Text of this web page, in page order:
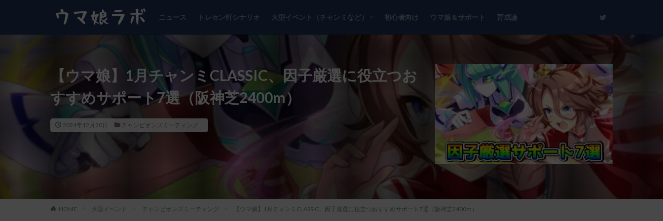
ニュース トレセン軒シナリオ 大型イベント（チャンミなど）
チャンピオンズミーティング
リーグオブヒーローズ
初心者向け ウマ娘＆サポート 育成論
【ウマ娘】1月チャンミCLASSIC、因子厳選に役立つお
すすめサポート7選（阪神芝2400m）
2024年12月20日 チャンピオンズミーティング
HOME 大型イベント チャンピオンズミーティング 【ウマ娘】1月チャンミCLASSIC、因子厳選に役立つおすすめサポート7選（阪神芝2400m）